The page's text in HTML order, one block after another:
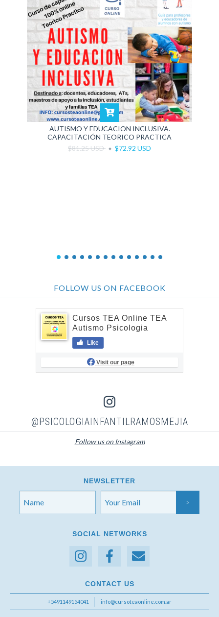
AUTISMO Y EDUCACION INCLUSIVA.
CAPACITACIÓN TEORICO PRACTICA
$81.25 USD
$72.92 USD
FOLLOW US ON FACEBOOK
Cursos TEA Online TEA
Autismo Psicologia
Like
Visit our page
@PSICOLOGIAINFANTILRAMOSMEJIA
Follow us on Instagram
NEWSLETTER
SOCIAL NETWORKS
CONTACT US
+5491149154041 info@cursoteaonline.com.ar